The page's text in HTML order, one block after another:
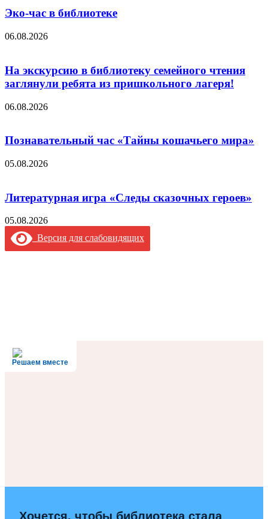
Эко-час в библиотеке
06.08.2026
На экскурсию в библиотеку семейного чтения
заглянули ребята из пришкольного лагеря!
06.08.2026
Познавательный час «Тайны кошачьего мира»
05.08.2026
Литературная игра «Следы сказочных героев»
05.08.2026
Версия для слабовидящих
Решаем вместе
Хочется, чтобы библиотека стала